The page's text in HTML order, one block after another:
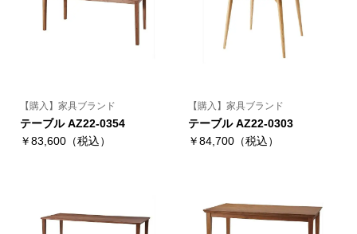
【購入】家具ブランド
テーブル AZ22-0354
￥83,600（税込）
【購入】家具ブランド
テーブル AZ22-0303
￥84,700（税込）